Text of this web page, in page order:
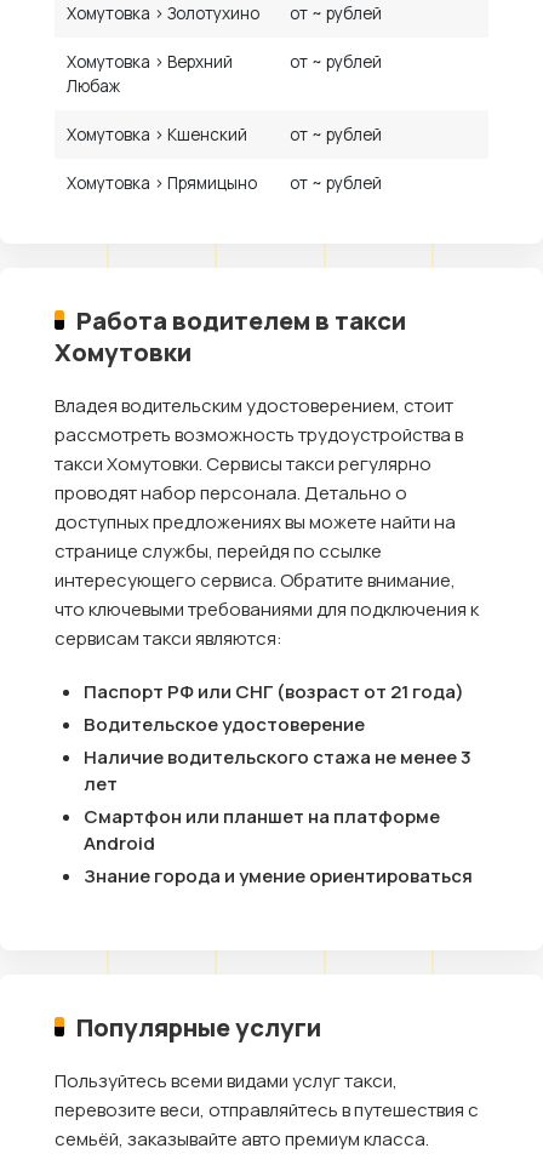
Хомутовка › Золотухино от ~ рублей
Хомутовка › Верхний
Любаж
от ~ рублей
Хомутовка › Кшенский от ~ рублей
Хомутовка › Прямицыно от ~ рублей
Работа водителем в такси
Хомутовки
Владея водительским удостоверением, стоит
рассмотреть возможность трудоустройства в
такси Хомутовки. Сервисы такси регулярно
проводят набор персонала. Детально о
доступных предложениях вы можете найти на
странице службы, перейдя по ссылке
интересующего сервиса. Обратите внимание,
что ключевыми требованиями для подключения к
сервисам такси являются:
Паспорт РФ или СНГ (возраст от 21 года)
Водительское удостоверение
Наличие водительского стажа не менее 3
лет
Смартфон или планшет на платформе
Android
Знание города и умение ориентироваться
Популярные услуги
Пользуйтесь всеми видами услуг такси,
перевозите веси, отправляйтесь в путешествия с
семьёй, заказывайте авто премиум класса.